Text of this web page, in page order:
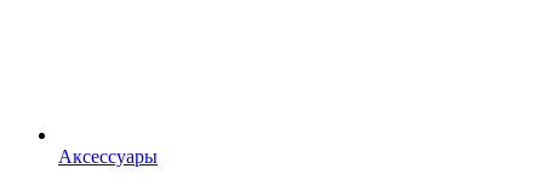
Аксессуары